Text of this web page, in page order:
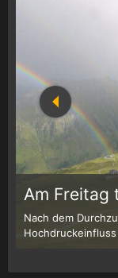
Am Freitag
Nach dem